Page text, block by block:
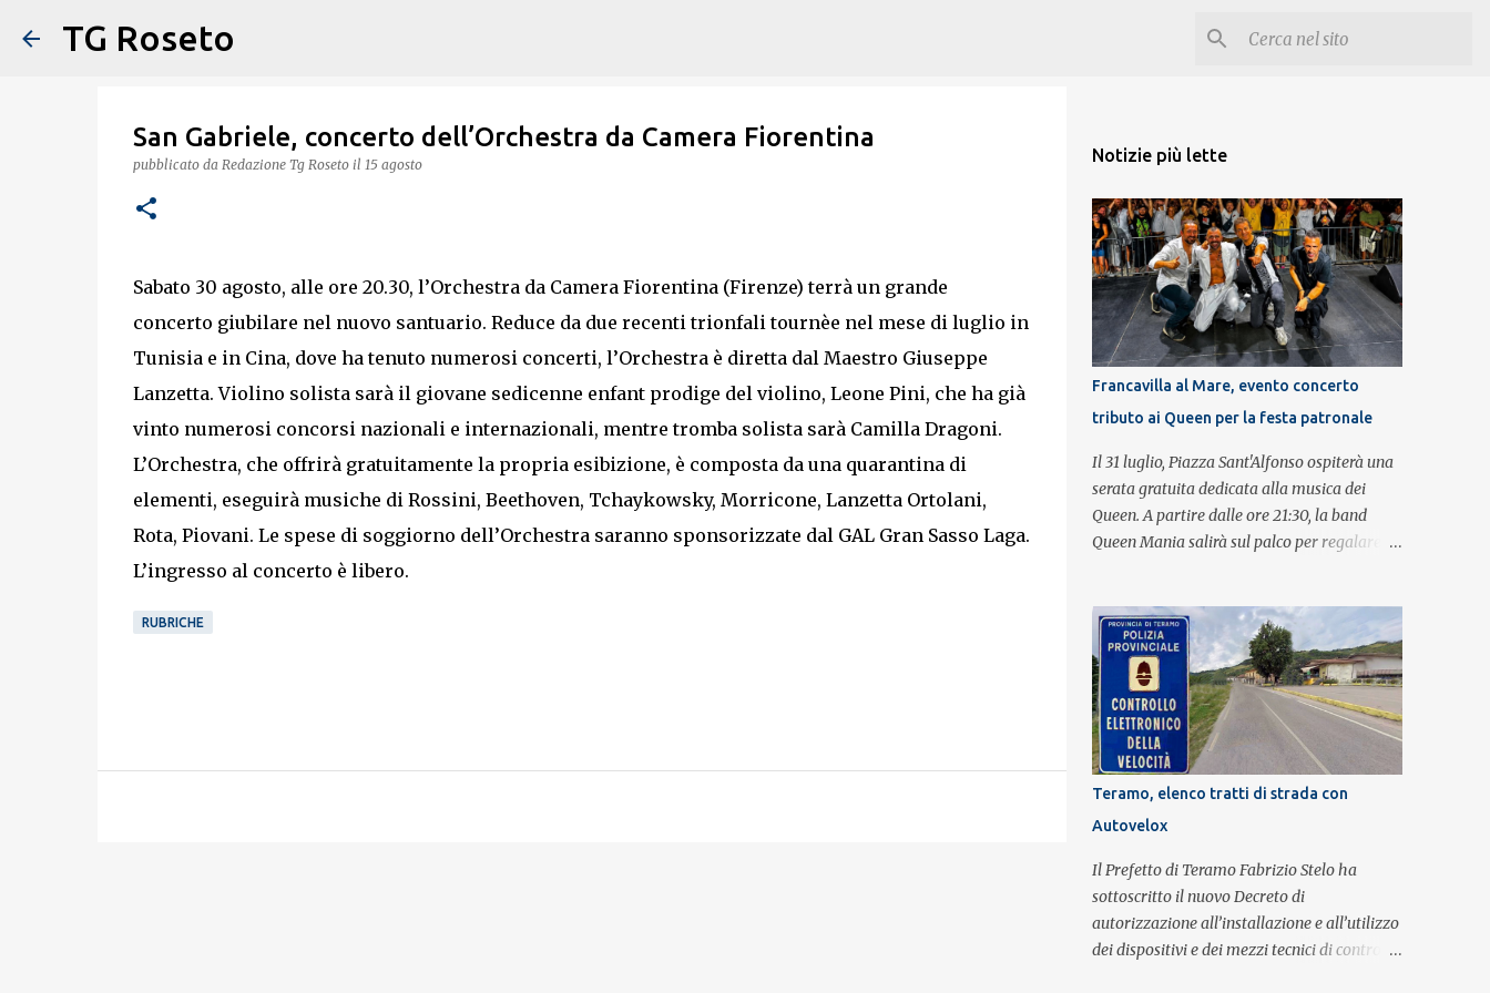
TG Roseto
San Gabriele, concerto dell’Orchestra da Camera Fiorentina
pubblicato da Redazione Tg Roseto il 15 agosto
Sabato 30 agosto, alle ore 20.30, l’Orchestra da Camera Fiorentina (Firenze) terrà un grande
concerto giubilare nel nuovo santuario. Reduce da due recenti trionfali tournèe nel mese di luglio in
Tunisia e in Cina, dove ha tenuto numerosi concerti, l’Orchestra è diretta dal Maestro Giuseppe
Lanzetta. Violino solista sarà il giovane sedicenne enfant prodige del violino, Leone Pini, che ha già
vinto numerosi concorsi nazionali e internazionali, mentre tromba solista sarà Camilla Dragoni.
L’Orchestra, che offrirà gratuitamente la propria esibizione, è composta da una quarantina di
elementi, eseguirà musiche di Rossini, Beethoven, Tchaykowsky, Morricone, Lanzetta Ortolani,
Rota, Piovani. Le spese di soggiorno dell’Orchestra saranno sponsorizzate dal GAL Gran Sasso Laga.
L’ingresso al concerto è libero.
RUBRICHE
Notizie più lette
Francavilla al Mare, evento concerto
tributo ai Queen per la festa patronale
Il 31 luglio, Piazza Sant'Alfonso ospiterà una
serata gratuita dedicata alla musica dei
Queen. A partire dalle ore 21:30, la band
Queen Mania salirà sul palco per regalare al
britannica. Nati nel 2007 e riconosciuti come
l'omaggio definitivo alla leggenda dei
Queen, i componenti della band portano
avanti con grande successo la passione e
l'energia del celebre gruppo. Lo spettacolo si
inserisce nell'ambito dei festeggiamenti in
onore di Sant'Alfonso, il santo patrono della
città. La formazione sul palco è composta da
Simone Fortuna alla batteria e voce, Fabrizio
Palermo al basso e voce, Tiziano Giampieri
alla chitarra e voce, e Salvo Vinci alla voce.
Salvo Vinci è la voce scelta direttamente da
Brian May e Roger Taylor per il musical We
Teramo, elenco tratti di strada con
Autovelox
Il Prefetto di Teramo Fabrizio Stelo ha
sottoscritto il nuovo Decreto di
autorizzazione all’installazione e all’utilizzo
dei dispositivi e dei mezzi tecnici di controllo